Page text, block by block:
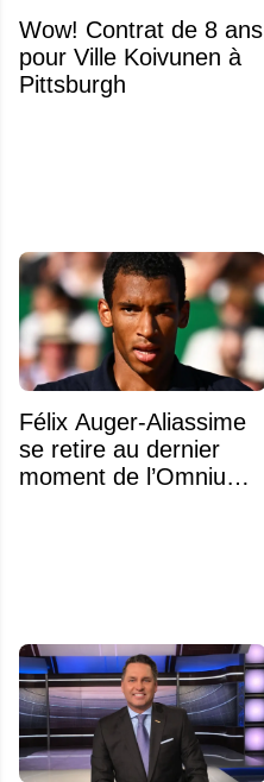
Wow! Contrat de 8 ans
pour Ville Koivunen à
Pittsburgh
Félix Auger-Aliassime
se retire au dernier
moment de l’Omnium